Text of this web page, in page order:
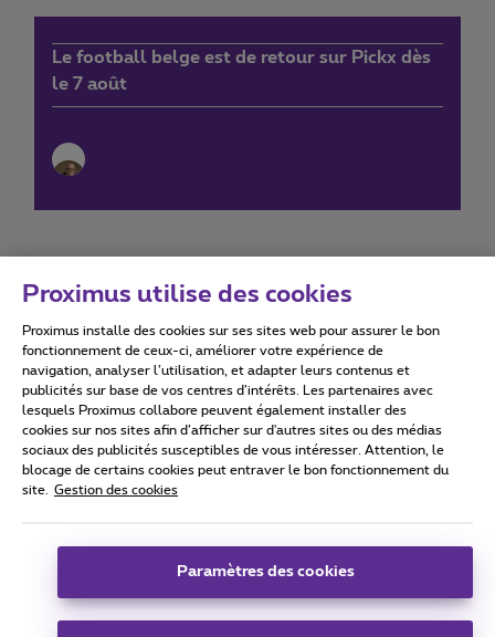
Le football belge est de retour sur Pickx dès
le 7 août
Conditions d'utilisation Accessibility statement
Tous droits réservés. © 2026 Proximus
Conditions générales, info consommateur
Coordonnées de l’entreprise
Boulevard du Roi Albert II 27 - B-1030 Bruxelles.
Proximus utilise des cookies
Proximus installe des cookies sur ses sites web pour assurer le bon
fonctionnement de ceux-ci, améliorer votre expérience de
navigation, analyser l’utilisation, et adapter leurs contenus et
publicités sur base de vos centres d’intérêts. Les partenaires avec
lesquels Proximus collabore peuvent également installer des
cookies sur nos sites afin d’afficher sur d'autres sites ou des médias
sociaux des publicités susceptibles de vous intéresser. Attention, le
blocage de certains cookies peut entraver le bon fonctionnement du
site.
Gestion des cookies
Paramètres des cookies